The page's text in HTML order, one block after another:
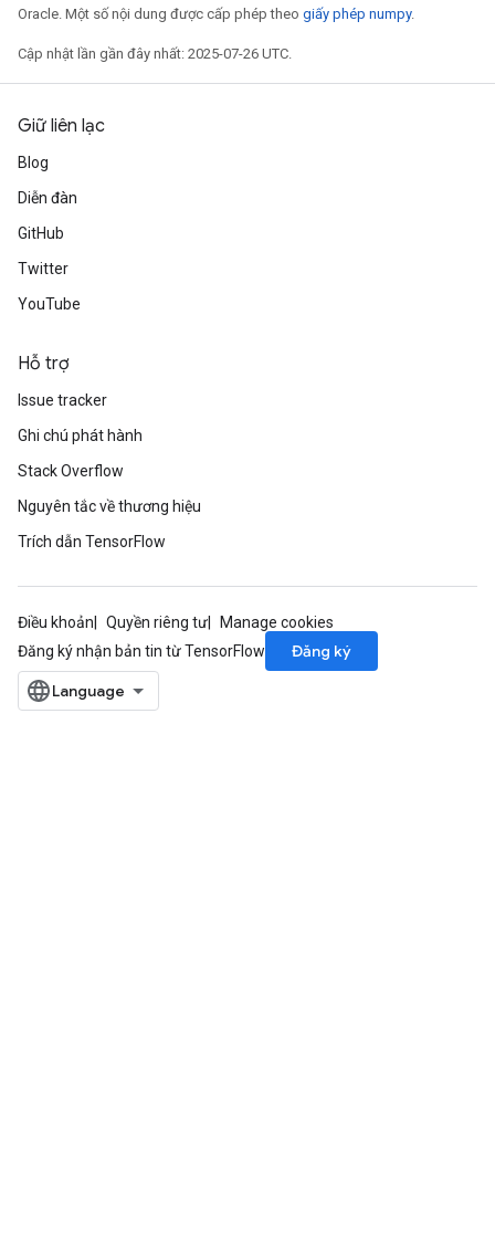
Oracle. Một số nội dung được cấp phép theo giấy phép numpy.
Cập nhật lần gần đây nhất: 2025-07-26 UTC.
Giữ liên lạc
Blog
Diễn đàn
GitHub
Twitter
YouTube
Hỗ trợ
Issue tracker
Ghi chú phát hành
Stack Overflow
Nguyên tắc về thương hiệu
Trích dẫn TensorFlow
Điều khoản Quyền riêng tư
Manage cookies
Đăng ký nhận bản tin từ TensorFlow
Đăng ký